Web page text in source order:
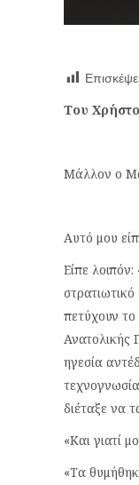
Του
Μάλλον ο
Αυτό μου
Είπε
πετύχουν το
Ανατολικής
ηγεσία
διέταξε να
«Και γιατί
«Τα